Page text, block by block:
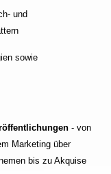
und
sowie
- von
Marketing über
bis zu Akquise